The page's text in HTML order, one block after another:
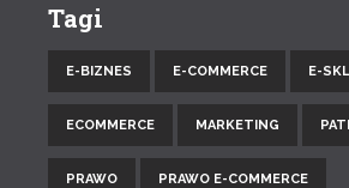
Tagi
E-BIZNES E-COMMERCE E-
ECOMMERCE MARKETING
PRAWO PRAWO E-COMMERCE